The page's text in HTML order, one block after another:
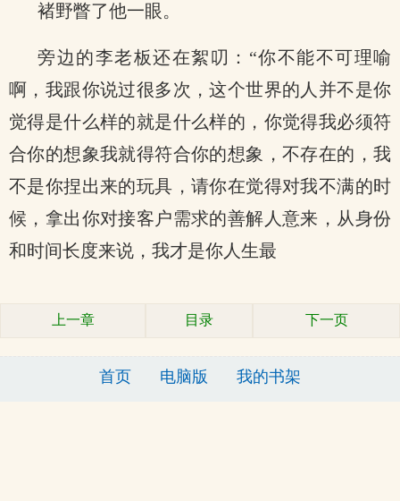
褚野瞥了他一眼。
旁边的李老板还在絮叨：“你不能不可理喻
啊，我跟你说过很多次，这个世界的人并不是你
觉得是什么样的就是什么样的，你觉得我必须符
合你的想象我就得符合你的想象，不存在的，我
不是你捏出来的玩具，请你在觉得对我不满的时
候，拿出你对接客户需求的善解人意来，从身份
和时间长度来说，我才是你人生最
上一章 目录 下一页
首页 电脑版 我的书架